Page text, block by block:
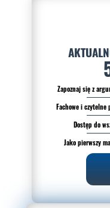
Zapoznaj się z
Fachowe i czytelne
Dostęp do
Jako pierwszy